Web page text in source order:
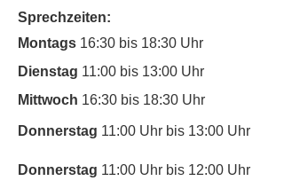
Sprechzeiten:
Montags 16:30 bis 18:30 Uhr
Dienstag 11:00 bis 13:00 Uhr
Mittwoch 16:30 bis 18:30 Uhr
Donnerstag 11:00 Uhr bis 13:00 Uhr
Donnerstag 11:00 Uhr bis 12:00 Uhr